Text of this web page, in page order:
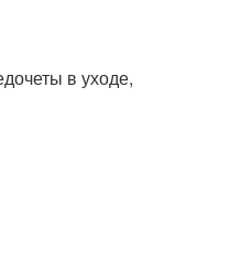
в уходе,